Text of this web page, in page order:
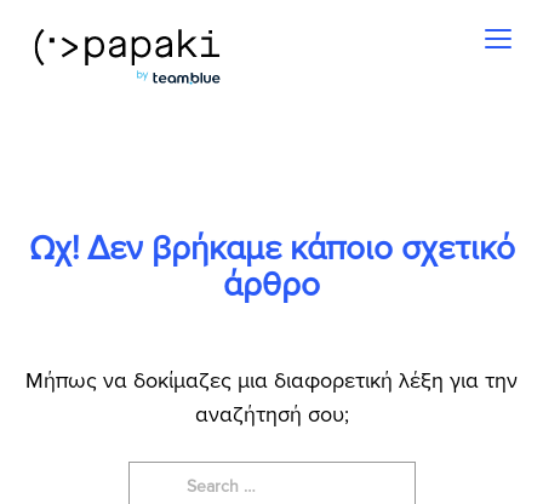
Ωχ! Δεν βρήκαμε κάποιο σχετικό
άρθρο
Μήπως να δοκίμαζες μια διαφορετική λέξη για την
αναζήτησή σου;